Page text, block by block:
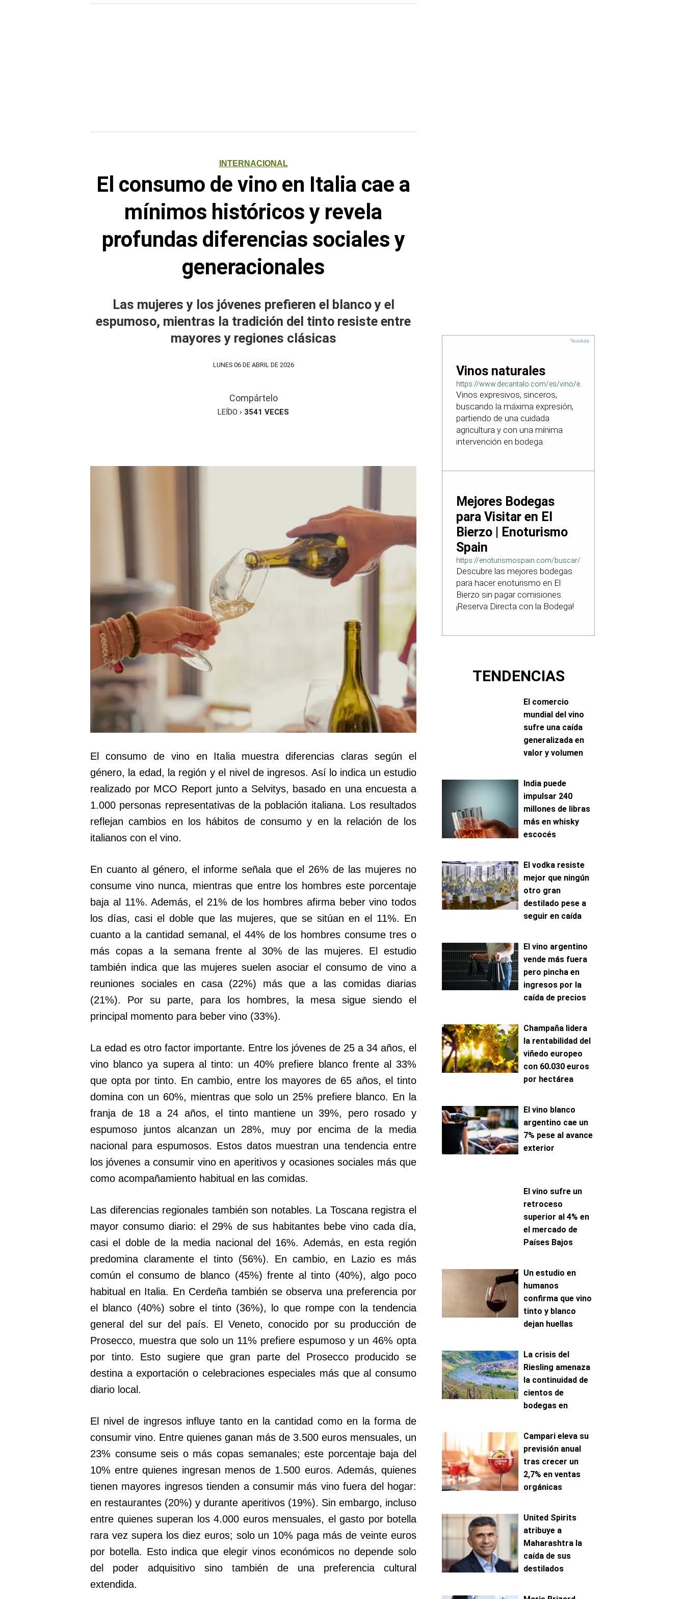
INTERNACIONAL
El consumo de vino en Italia cae a
mínimos históricos y revela
profundas diferencias sociales y
generacionales
Las mujeres y los jóvenes prefieren el blanco y el
espumoso, mientras la tradición del tinto resiste entre
mayores y regiones clásicas
LUNES 06 DE ABRIL DE 2026
Compártelo
LEÍDO › 3541 VECES
El consumo de vino en Italia muestra diferencias claras según el
género, la edad, la región y el nivel de ingresos. Así lo indica un estudio
realizado por MCO Report junto a Selvitys, basado en una encuesta a
1.000 personas representativas de la población italiana. Los resultados
reflejan cambios en los hábitos de consumo y en la relación de los
italianos con el vino.
En cuanto al género, el informe señala que el 26% de las mujeres no
consume vino nunca, mientras que entre los hombres este porcentaje
baja al 11%. Además, el 21% de los hombres afirma beber vino todos
los días, casi el doble que las mujeres, que se sitúan en el 11%. En
cuanto a la cantidad semanal, el 44% de los hombres consume tres o
más copas a la semana frente al 30% de las mujeres. El estudio
también indica que las mujeres suelen asociar el consumo de vino a
reuniones sociales en casa (22%) más que a las comidas diarias
(21%). Por su parte, para los hombres, la mesa sigue siendo el
principal momento para beber vino (33%).
La edad es otro factor importante. Entre los jóvenes de 25 a 34 años, el
vino blanco ya supera al tinto: un 40% prefiere blanco frente al 33%
que opta por tinto. En cambio, entre los mayores de 65 años, el tinto
domina con un 60%, mientras que solo un 25% prefiere blanco. En la
franja de 18 a 24 años, el tinto mantiene un 39%, pero rosado y
espumoso juntos alcanzan un 28%, muy por encima de la media
nacional para espumosos. Estos datos muestran una tendencia entre
los jóvenes a consumir vino en aperitivos y ocasiones sociales más que
como acompañamiento habitual en las comidas.
Las diferencias regionales también son notables. La Toscana registra el
mayor consumo diario: el 29% de sus habitantes bebe vino cada día,
casi el doble de la media nacional del 16%. Además, en esta región
predomina claramente el tinto (56%). En cambio, en Lazio es más
común el consumo de blanco (45%) frente al tinto (40%), algo poco
habitual en Italia. En Cerdeña también se observa una preferencia por
el blanco (40%) sobre el tinto (36%), lo que rompe con la tendencia
general del sur del país. El Veneto, conocido por su producción de
Prosecco, muestra que solo un 11% prefiere espumoso y un 46% opta
por tinto. Esto sugiere que gran parte del Prosecco producido se
destina a exportación o celebraciones especiales más que al consumo
diario local.
El nivel de ingresos influye tanto en la cantidad como en la forma de
consumir vino. Entre quienes ganan más de 3.500 euros mensuales, un
23% consume seis o más copas semanales; este porcentaje baja del
10% entre quienes ingresan menos de 1.500 euros. Además, quienes
tienen mayores ingresos tienden a consumir más vino fuera del hogar:
en restaurantes (20%) y durante aperitivos (19%). Sin embargo, incluso
entre quienes superan los 4.000 euros mensuales, el gasto por botella
rara vez supera los diez euros; solo un 10% paga más de veinte euros
por botella. Esto indica que elegir vinos económicos no depende solo
del poder adquisitivo sino también de una preferencia cultural
extendida.
TextAds
Vinos naturales
https://www.decantalo.com/es/vino/elaboracion_natural/
Vinos expresivos, sinceros,
buscando la máxima expresión,
partiendo de una cuidada
agricultura y con una mínima
intervención en bodega.
Mejores Bodegas
para Visitar en El
Bierzo | Enoturismo
Spain
https://enoturismospain.com/buscar/ciudad-
visitar-bodegas-en-leon
Descubre las mejores bodegas
para hacer enoturismo en El
Bierzo sin pagar comisiones.
¡Reserva Directa con la Bodega!
TENDENCIAS
El comercio
mundial del vino
sufre una caída
generalizada en
valor y volumen
India puede
impulsar 240
millones de libras
más en whisky
escocés
El vodka resiste
mejor que ningún
otro gran
destilado pese a
seguir en caída
El vino argentino
vende más fuera
pero pincha en
ingresos por la
caída de precios
Champaña lidera
la rentabilidad del
viñedo europeo
con 60.030 euros
por hectárea
El vino blanco
argentino cae un
7% pese al avance
exterior
El vino sufre un
retroceso
superior al 4% en
el mercado de
Países Bajos
Un estudio en
humanos
confirma que vino
tinto y blanco
dejan huellas
distintas
La crisis del
Riesling amenaza
la continuidad de
cientos de
bodegas en
Campari eleva su
previsión anual
tras crecer un
2,7% en ventas
orgánicas
United Spirits
atribuye a
Maharashtra la
caída de sus
destilados